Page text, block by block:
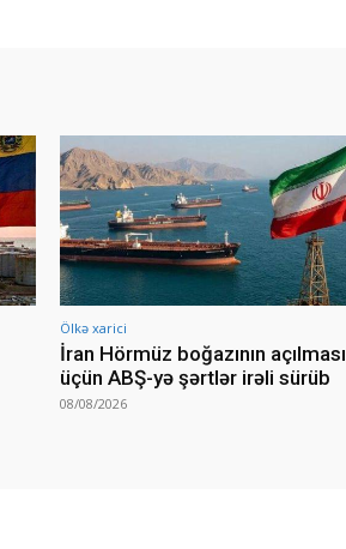
Ölkə xarici
İran Hörmüz boğazının açılması
üçün ABŞ-yə şərtlər irəli sürüb
08/08/2026